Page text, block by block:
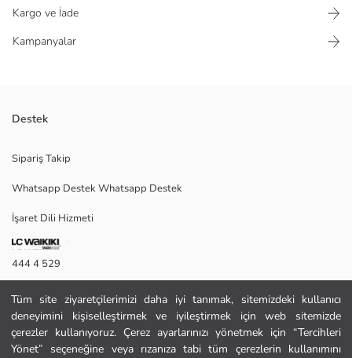
Tüm site ziyaretçilerimizi daha iyi tanımak, sitemizdeki kullanıcı
deneyimini kişiselleştirmek ve iyileştirmek için web sitemizde
çerezler kullanıyoruz. Çerez ayarlarınızı yönetmek için “Tercihleri
Yönet” seçeneğine veya rızanıza tabi tüm çerezlerin kullanımını
Kargo ve İade
Kampanyalar
bölmeden oluşur ve ağzı açıktır.
Ana Kumaş:
Astar:
Menşei:
Satıcı:
Marka:
Cinsiyet:
Desen:
Ürün Ebat:
Malzeme:
Destek
Sipariş Takip
Whatsapp Destek Whatsapp Destek
İşaret Dili Hizmeti
444 4 529
İletişim Formu
444 4 529